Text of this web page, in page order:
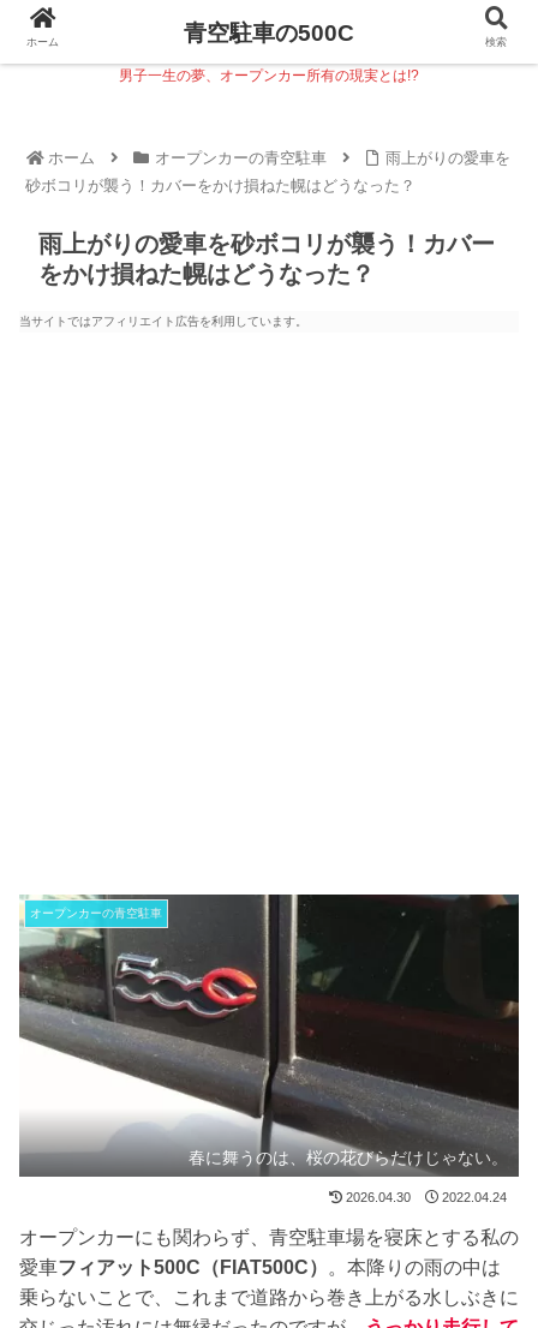
男子一生の夢、オープンカー所有の現実とは!?
ホーム オープンカーの青空駐車
雨上がりの愛車を
砂ボコリが襲う！カバーをかけ損ねた幌はどうなった？
雨上がりの愛車を砂ボコリが襲う！カバー
をかけ損ねた幌はどうなった？
当サイトではアフィリエイト広告を利用しています。
オープンカーの青空駐車
春に舞うのは、桜の花びらだけじゃない。
2026.04.30 2022.04.24
オープンカーにも関わらず、青空駐車場を寝床とする私の
愛車フィアット500C（FIAT500C）
。本降りの雨の中は
乗らないことで、これまで道路から巻き上がる水しぶきに
ホーム 青空駐車の500C 検索